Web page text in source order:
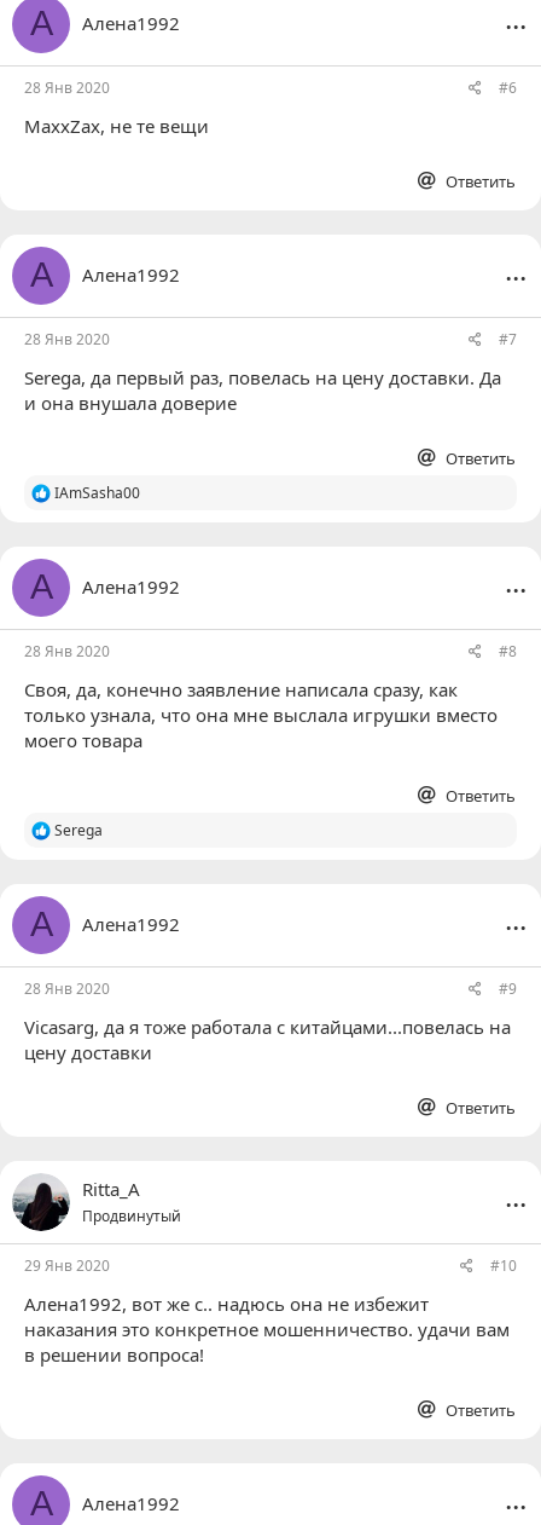
и
:
А Алена1992 ...
28 Янв 2020 #6
MaxxZax, не те вещи
Ответить
А Алена1992 ...
28 Янв 2020 #7
Serega, да первый раз, повелась на цену доставки. Да
и она внушала доверие
Ответить
Р
ц
и
:
IAmSasha00
А Алена1992 ...
28 Янв 2020 #8
Своя, да, конечно заявление написала сразу, как
только узнала, что она мне выслала игрушки вместо
моего товара
Ответить
Р
ц
и
:
Serega
А Алена1992 ...
28 Янв 2020 #9
Vicasarg, да я тоже работала с китайцами...повелась на
цену доставки
Ответить
Ritta_A
Продвинутый
...
29 Янв 2020 #10
Алена1992, вот же с.. надюсь она не избежит
наказания это конкретное мошенничество. удачи вам
в решении вопроса!
Ответить
А Алена1992 ...